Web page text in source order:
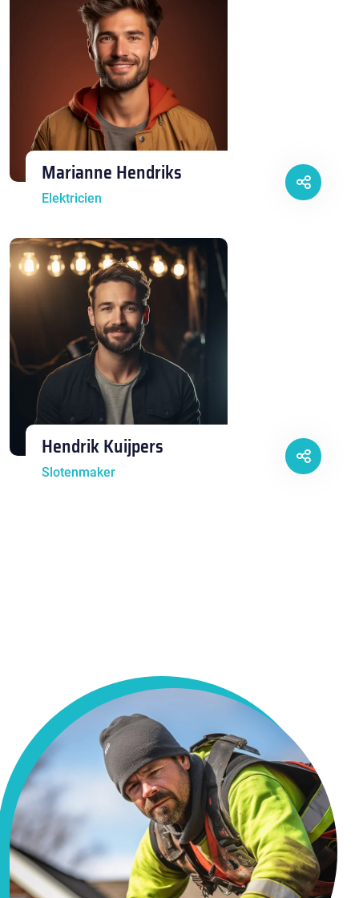
Marianne Hendriks
Elektricien
Hendrik Kuijpers
Slotenmaker